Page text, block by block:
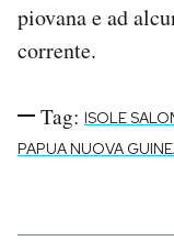
piovana e ad
corrente.
Tag: ISOLE
PAPUA NUOVA